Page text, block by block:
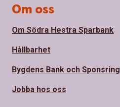
Om oss
Om Södra Hestra Sparbank
Hållbarhet
Bygdens Bank och Sponsring
Jobba hos oss